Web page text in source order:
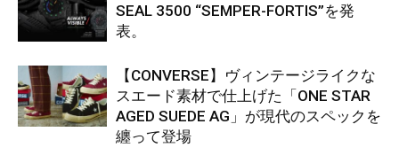
SEAL 3500 “SEMPER-FORTIS”を発
表。
【CONVERSE】ヴィンテージライクな
スエード素材で仕上げた「ONE STAR
AGED SUEDE AG」が現代のスペックを
纏って登場